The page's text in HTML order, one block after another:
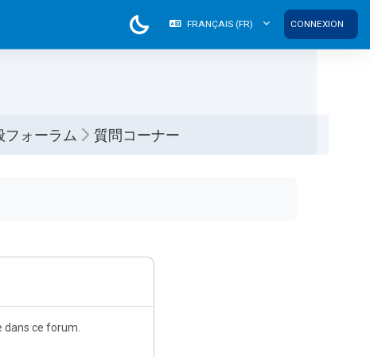
FRANÇAIS ‎(FR)‎ CONNEXION
フォーラム 質問コーナー
ce forum.